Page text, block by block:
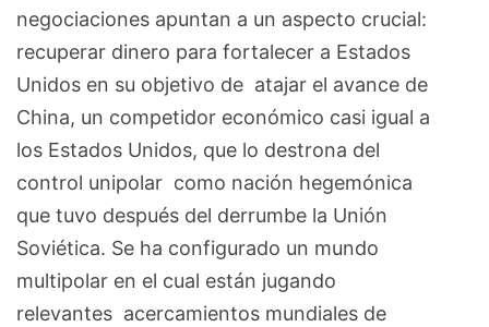
negociaciones apuntan a un aspecto crucial:
recuperar dinero para fortalecer a Estados
Unidos en su objetivo de atajar el avance de
China, un competidor económico casi igual a
los Estados Unidos, que lo destrona del
control unipolar como nación hegemónica
que tuvo después del derrumbe la Unión
Soviética. Se ha configurado un mundo
multipolar en el cual están jugando
relevantes acercamientos mundiales de